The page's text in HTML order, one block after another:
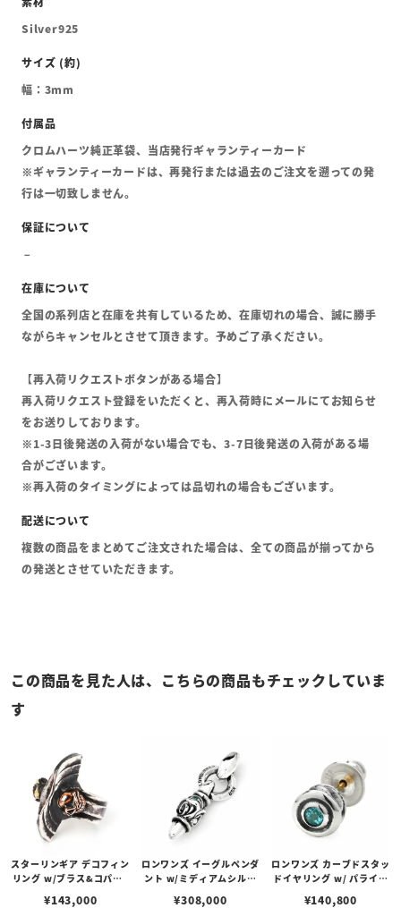
Silver925
幅：3mm
クロムハーツ純正革袋、当店発行ギャランティーカード
※ギャランティーカードは、再発行または過去のご注文を遡っての発
行は一切致しません。
全国の系列店と在庫を共有しているため、在庫切れの場合、誠に勝手
ながらキャンセルとさせて頂きます。予めご了承ください。
【再入荷リクエストボタンがある場合】
再入荷リクエスト登録をいただくと、再入荷時にメールにてお知らせ
をお送りしております。
※1-3日後発送の入荷がない場合でも、3-7日後発送の入荷がある場
合がございます。
※再入荷のタイミングによっては品切れの場合もございます。
複数の商品をまとめてご注文された場合は、全ての商品が揃ってから
の発送とさせていただきます。
この商品を見た人は、こちらの商品もチェックしていま
す
スターリンギア デコフィン
リング w/ブラス&コパー2
¥143,000
ロンワンズ イーグルペンダ
ント w/ミディアムシルク
¥308,000
ロンワンズ カーブドスタッ
ドイヤリング w/ パライバ
¥140,800